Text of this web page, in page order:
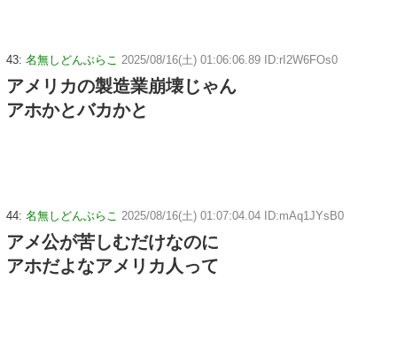
43: 名無しどんぶらこ 2025/08/16(土) 01:06:06.89 ID:rI2W6FOs0
アメリカの製造業崩壊じゃん
アホかとバカかと
44: 名無しどんぶらこ 2025/08/16(土) 01:07:04.04 ID:mAq1JYsB0
アメ公が苦しむだけなのに
アホだよなアメリカ人って